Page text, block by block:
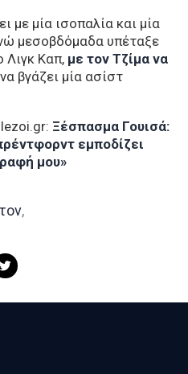
με μία ισοπαλία και μία
μεσοβδόμαδα υπέταξε
Λιγκ Καπ, με τον Τζίμα να
βγάζει μία ασίστ
Ξέσπασμα Γουισά:
εμποδίζει
μου»
,